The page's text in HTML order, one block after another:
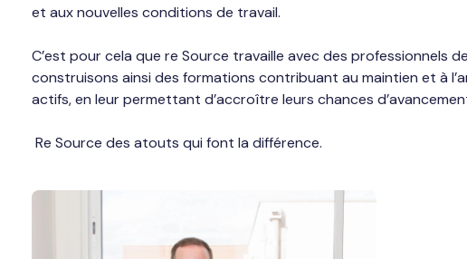
et aux nouvelles conditions de travail.
C’est pour cela que re Source travaille avec des professionnels
construisons ainsi des formations contribuant au maintien et à
actifs, en leur permettant d’accroître leurs chances
Re Source des atouts qui font la différence.